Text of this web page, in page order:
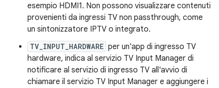
esempio HDMI1. Non possono visualizzare contenuti
provenienti da ingressi TV non passthrough, come
un sintonizzatore IPTV o integrato.
TV_INPUT_HARDWARE per un'app di ingresso TV
hardware, indica al servizio TV Input Manager di
notificare al servizio di ingresso TV all'avvio di
chiamare il servizio TV Input Manager e aggiungere i